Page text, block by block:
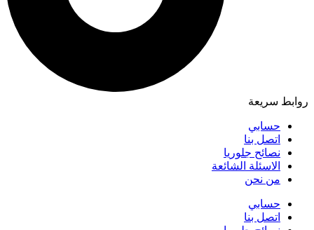
روابط سريعة
حسابي
اتصل بنا
نصائح جلوريا
الاسئلة الشائعة
من نحن
حسابي
اتصل بنا